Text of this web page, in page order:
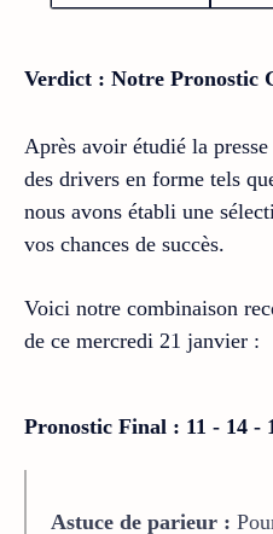
Verdict : Notre Pronostic
Après avoir étudié la
des drivers en forme tels
nous avons établi une
vos chances de succès.
Voici notre combinaison
de ce mercredi 21 janvier :
Pronostic Final : 11 - 14 -
Astuce de parieur :